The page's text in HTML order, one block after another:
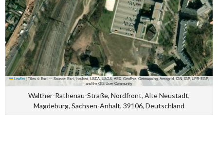
Leaflet |Tiles © Esri — Source: Esri, i-cubed, USDA, USGS, AEX, GeoEye, Getmapping, Aerogrid, IGN, IGP, UPR-EGP,
and the GIS User Community
Walther-Rathenau-Straße, Nordfront, Alte Neustadt,
Magdeburg, Sachsen-Anhalt, 39106, Deutschland